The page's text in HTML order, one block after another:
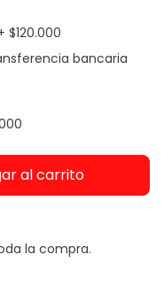
bancaria
la compra.